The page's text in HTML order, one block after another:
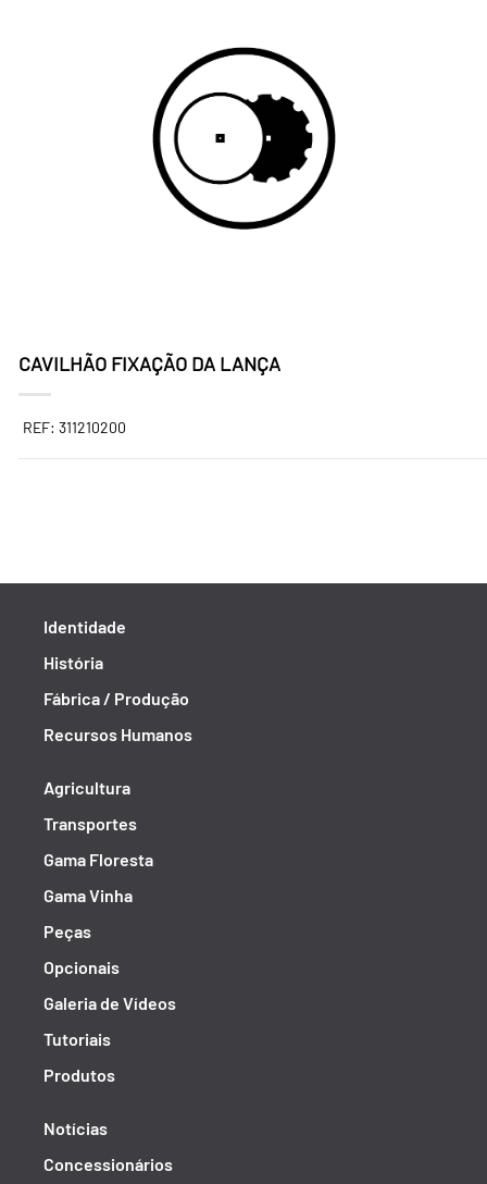
CAVILHÃO FIXAÇÃO DA LANÇA
REF: 311210200
Identidade
História
Fábrica / Produção
Recursos Humanos
Agricultura
Transportes
Gama Floresta
Gama Vinha
Peças
Opcionais
Galeria de Vídeos
Tutoriais
Produtos
Notícias
Concessionários